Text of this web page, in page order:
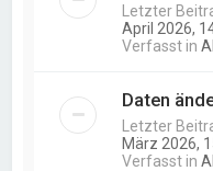
Letzter
April 2026,
Verfasst in
Daten
Letzter
März 2026,
Verfasst in